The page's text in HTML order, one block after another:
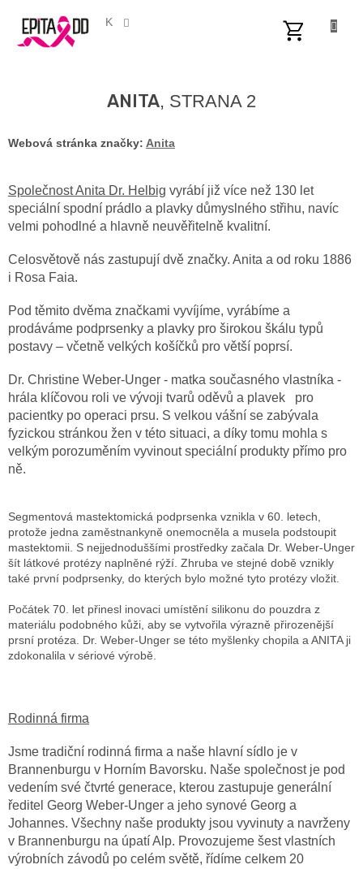
obsah
CZK
ANITA, STRANA 2
Webová stránka značky: Anita
Společnost Anita Dr. Helbig vyrábí již více než 130 let
speciální spodní prádlo a plavky důmyslného střihu, navíc
velmi pohodlné a hlavně neuvěřitelně kvalitní.
Celosvětově nás zastupují dvě značky. Anita a od roku 1886
i Rosa Faia.
Pod těmito dvěma značkami vyvíjíme, vyrábíme a
prodáváme podprsenky a plavky pro širokou škálu typů
postavy – včetně velkých košíčků pro větší poprsí.
Dr. Christine Weber-Unger - matka současného vlastníka -
hrála klíčovou roli ve vývoji tvarů oděvů a plavek pro
pacientky po operaci prsu. S velkou vášní se zabývala
fyzickou stránkou žen v této situaci, a díky tomu mohla s
velkým porozuměním vyvinout speciální produkty přímo pro
ně.
Segmentová mastektomická podprsenka vznikla v 60. letech,
protože jedna zaměstnankyně onemocněla a musela podstoupit
mastektomii. S nejjednoduššími prostředky začala Dr. Weber-Unger
šít látkové protézy naplněné rýží. Zhruba ve stejné době vznikly
také první podprsenky, do kterých bylo možné tyto protézy vložit.
Počátek 70. let přinesl inovaci umístění silikonu do pouzdra z
materiálu podobného kůži, aby se vytvořila výrazně přirozenější
prsní protéza. Dr. Weber-Unger se této myšlenky chopila a ANITA ji
zdokonalila v sériové výrobě.
Rodinná firma
Jsme tradiční rodinná firma a naše hlavní sídlo je v
Brannenburgu v Horním Bavorsku. Naše společnost je pod
vedením své čtvrté generace, kterou zastupuje generální
ředitel Georg Weber-Unger a jeho synové Georg a
Johannes. Všechny naše produkty jsou vyvinuty a navrženy
v Brannenburgu na úpatí Alp. Provozujeme šest vlastních
výrobních závodů po celém světě, řídíme celkem 20